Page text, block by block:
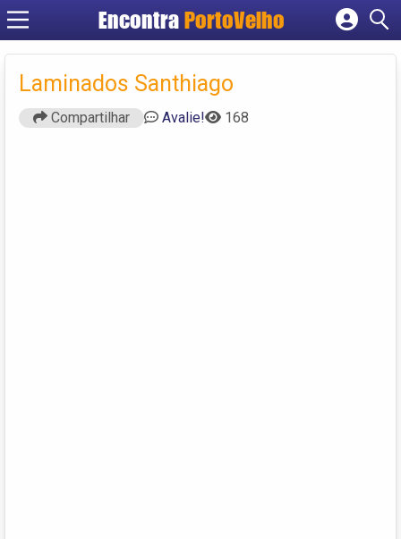
EncontraPortoVelho
Cadastrar empresa
Criar conta
Laminados Santhiago
Compartilhar Avalie! 168